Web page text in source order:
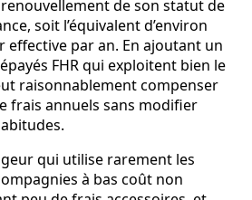
de son statut de
soit l’équivalent d’environ
effective par an. En ajoutant un
FHR qui exploitent bien le
raisonnablement compenser
frais annuels sans modifier
qui utilise rarement les
à bas coût non